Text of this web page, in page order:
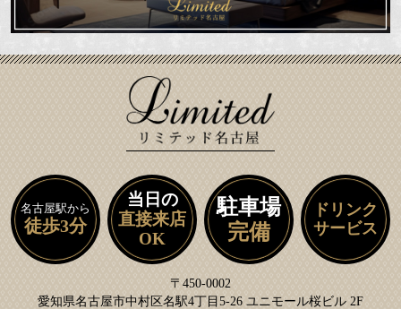
名古屋駅から
徒歩3分
当日の
直接来店
OK
駐車場
完備
ドリンク
サービス
〒450-0002
愛知県名古屋市中村区名駅4丁目5-26 ユニモール桜ビル 2F